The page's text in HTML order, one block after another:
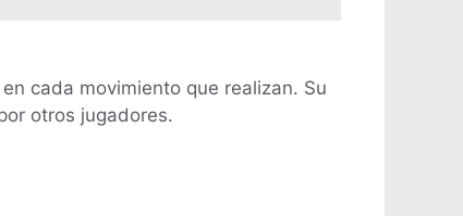
cada movimiento que realizan. Su
otros jugadores.